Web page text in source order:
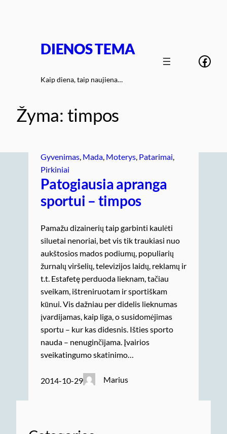
DIENOS TEMA
Kaip diena, taip naujiena…
Žyma: timpos
Gyvenimas Mada Moterys Patarimai
Pirkiniai
Patogiausia apranga
sportui – timpos
Pamažu dizainerių taip garbinti kaulėti
siluetai nenoriai, bet vis tik traukiasi nuo
aukštosios mados podiumų, populiarių
žurnalų viršelių, televizijos laidų, reklamų ir
t.t. Estafetę perduoda lieknam, tačiau
sveikam, ištreniruotam ir sportiškam
kūnui. Vis dažniau per didelis lieknumas
įvardijamas, kaip liga, o susidomėjimas
sportu – kur kas didesnis. Išties sporto
nauda – nenuginčijama. Įvairios
sveikatingumo skatinimo…
2014-10-29 Marius